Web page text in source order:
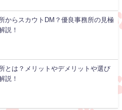
からスカウトDM？優良事務所の見極
説！
とは？メリットやデメリットや選び
説！